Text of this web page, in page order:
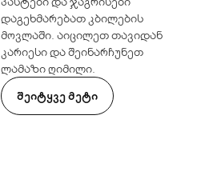
დაგეხმარებათ კბილების
მოვლაში. აიცილეთ თავიდან
კარიესი და შეინარჩუნეთ
ლამაზი ღიმილი.
ᲨᲔᲘᲢᲧᲕᲔ ᲛᲔᲢᲘ